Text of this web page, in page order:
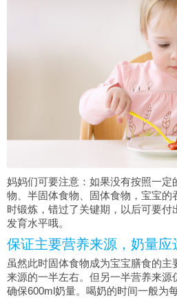
妈妈们可要注意：如果没有按照一定
物、半固体食物、固体食物，宝宝的
时锻炼，错过了关键期，以后可要付
发育水平哦。
保证主要营养来源，奶量应
虽然此时固体食物成为宝宝膳食的
来源的一半左右。但另一半营养来源
确保600ml奶量。喝奶的时间一般为